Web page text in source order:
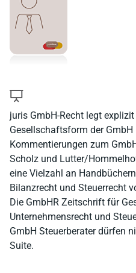
juris GmbH-Recht legt
Gesellschaftsform der
Kommentierungen zum
Scholz und Lutter/
eine Vielzahl an
Bilanzrecht und Steuerrecht
Die GmbHR Zeitschrift für
Unternehmensrecht und
GmbH Steuerberater dürfen
Suite.